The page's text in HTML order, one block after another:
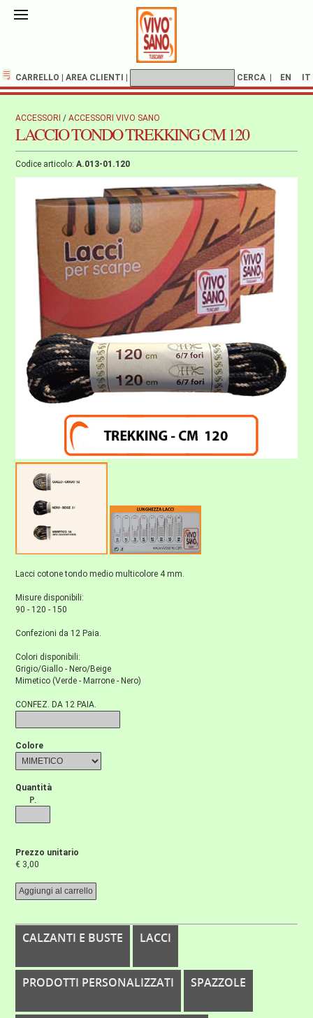
CARRELLO AREA CLIENTI CERCA EN IT
ACCESSORI /ACCESSORI VIVO SANO
LACCIO TONDO TREKKING CM 120
Codice articolo:A.013-01.120
Lacci cotone tondo medio multicolore 4 mm.
Misure disponibili:
90 - 120 - 150
Confezioni da 12 Paia.
Colori disponibili:
Grigio/Giallo - Nero/Beige
Mimetico (Verde - Marrone - Nero)
CONFEZ. DA 12 PAIA.
Colore
Quantità
P.
Prezzo unitario
€ 3,00
CALZANTI E BUSTE LACCI
PRODOTTI PERSONALIZZATI SPAZZOLE